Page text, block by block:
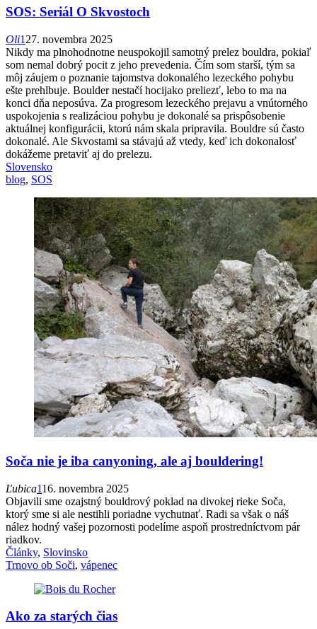
SOS: Seriál O Skvostoch
Oli1 27. novembra 2025
Nikdy ma plnohodnotne neuspokojil samotný prelez bouldra, pokiaľ
som nemal dobrý pocit z jeho prevedenia. Čím som starší, tým sa
môj záujem o poznanie tajomstva dokonalého lezeckého pohybu
ešte prehlbuje. Boulder nestačí hocijako preliezť, lebo to ma na
konci dňa neposúva. Za progresom lezeckého prejavu a vnútorného
uspokojenia s realizáciou pohybu je dokonalé sa prispôsobenie
aktuálnej konfigurácii, ktorú nám skala pripravila. Bouldre sú často
dokonalé. Ale Skvostami sa stávajú až vtedy, keď ich dokonalosť
dokážeme pretaviť aj do prelezu.
Slovensko
blog, SOS
Soča nie je iba canyoning, ale aj bouldering!
Ľubica116. novembra 2025
Objavili sme ozajstný bouldrový poklad na divokej rieke Soča,
ktorý sme si ale nestihli poriadne vychutnať. Radi sa však o náš
nález hodný vašej pozornosti podelíme aspoň prostredníctvom pár
riadkov.
Články, Slovinsko
Trnovo ob Soči, vápenec
Ako za starých čias